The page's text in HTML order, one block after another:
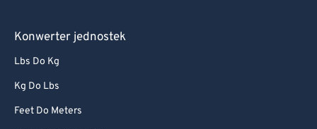
Konwerter jednostek
Lbs Do Kg
Kg Do Lbs
Feet Do Meters